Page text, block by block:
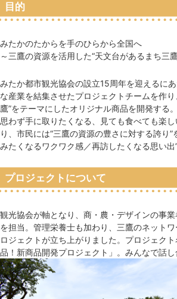
目的
みたかのたからを手のひらから全国へ
～三鷹の資源を活用した“天文台があるまち三
みたか都市観光協会の設立15周年を迎えるに
な産業を結集させたプロジェクトチームを作
鷹”をテーマにしたオリジナル商品を開発する。
思わず手に取りたくなる、見ても食べても楽
り、市民には“三鷹の資源の豊さに対する誇り”
みたくなるワクワク感／再訪したくなる思い出
プロジェクトについて
観光協会が軸となり、商・農・デザインの事
を担当。管理栄養士も加わり、三鷹のネット
ロジェクトが立ち上がりました。プロジェク
品！新商品開発プロジェクト」。みんなで話し